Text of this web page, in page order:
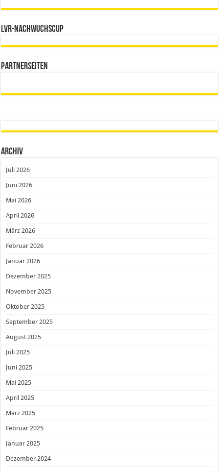
LVR-Nachwuchscup
Partnerseiten
Archiv
Juli 2026
Juni 2026
Mai 2026
April 2026
März 2026
Februar 2026
Januar 2026
Dezember 2025
November 2025
Oktober 2025
September 2025
August 2025
Juli 2025
Juni 2025
Mai 2025
April 2025
März 2025
Februar 2025
Januar 2025
Dezember 2024